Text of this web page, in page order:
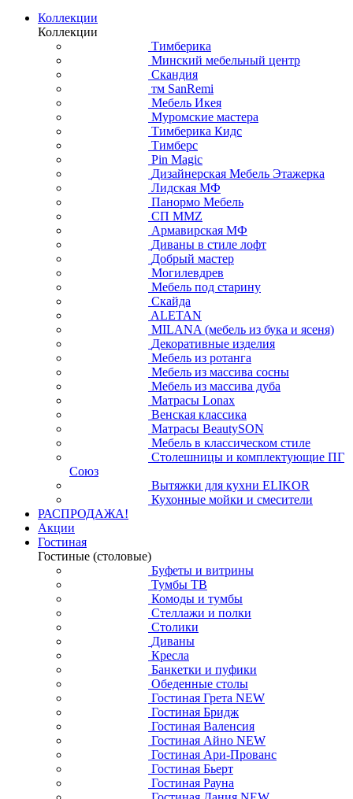
Коллекции
Коллекции
Тимберика
Минский мебельный центр
Скандия
тм SanRemi
Мебель Икея
Муромские мастера
Тимберика Кидс
Тимберс
Pin Magic
Дизайнерская Мебель Этажерка
Лидская МФ
Панормо Мебель
СП ММZ
Армавирская МФ
Диваны в стиле лофт
Добрый мастер
Могилевдрев
Мебель под старину
Скайда
ALETAN
MILANA (мебель из бука и ясеня)
Декоративные изделия
Мебель из ротанга
Мебель из массива сосны
Мебель из массива дуба
Матрасы Lonax
Венская классика
Матрасы BeautySON
Мебель в классическом стиле
Столешницы и комплектующие ПГ
Союз
Вытяжки для кухни ELIKOR
Кухонные мойки и смесители
РАСПРОДАЖА!
Акции
Гостиная
Гостиные (столовые)
Буфеты и витрины
Тумбы ТВ
Комоды и тумбы
Стеллажи и полки
Столики
Диваны
Кресла
Банкетки и пуфики
Обеденные столы
Гостиная Грета NEW
Гостиная Бридж
Гостиная Валенсия
Гостиная Айно NEW
Гостиная Ари-Прованс
Гостиная Бьерт
Гостиная Рауна